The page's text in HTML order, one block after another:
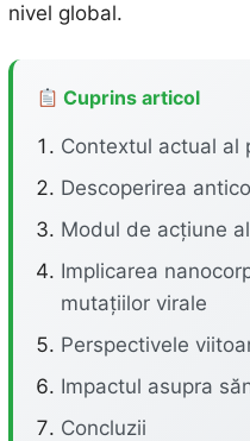
nivel global.
Cuprins articol
Contextul actual al
Descoperirea
Modul de acțiune
Implicarea
mutațiilor virale
Perspectivele
Impactul asupra
Concluzii